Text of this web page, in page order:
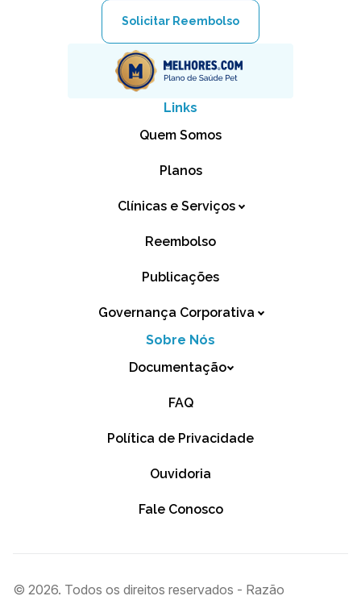
Solicitar Reembolso
Links
Quem Somos
Planos
Clínicas e Serviços
Reembolso
Publicações
Governança Corporativa
Sobre Nós
Documentação
FAQ
Política de Privacidade
Ouvidoria
Fale Conosco
© 2026. Todos os direitos reservados - Razão